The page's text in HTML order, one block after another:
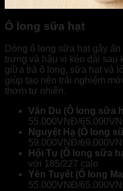
Ô long sữa hạt
Dòng ô long sữa hạt gây
trưng và hậu vị kéo dài
giữa trà ô long, sữa hạt và
giúp tạo nên trải nghiệm
thơm tự nhiên.
Vân Du (Ô long sữa
55.000VNĐ/
Nguyệt Hạ (Ô long
59.000VNĐ/
Hội Tụ (Ô long sữa
với 185/227 calo
Yên Tuyết (Ô long
55.000VNĐ/